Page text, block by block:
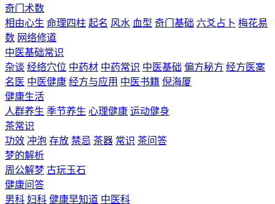
奇门术数
相由心生 命理四柱 起名 风水 血型 奇门基础 六爻占卜 梅花易
数 网络修道
中医基础常识
杂谈 经络穴位 中药材 中药常识 中医基础 偏方秘方 经方医案
名医 中医健康 经方与应用 中医书籍 倪海厦
健康生活
人群养生 季节养生 心理健康 运动健身
茶常识
功效 冲泡 存放 禁忌 茶器 常识 茶问答
梦的解析
周公解梦 古玩玉石
健康问答
男科 妇科 健康早知道 中医科